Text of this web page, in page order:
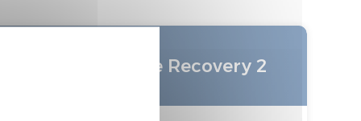
Ensemble literie Recovery 2